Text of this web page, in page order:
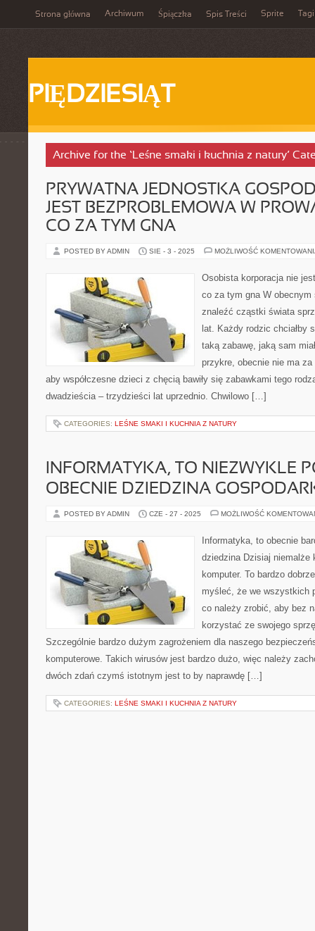
Strona główna Archiwum Śpiączka Spis Treści Sprite Tagi
PIĘDZIESIĄT
Archive for the ‘Leśne smaki i kuchnia z natury’
PRYWATNA JEDNOSTKA
JEST BEZPROBLEMOWA W
CO ZA TYM GNA
POSTED BY ADMIN SIE - 3 - 2025 MOŻLIWOŚĆ
Osobista korporacja nie
co za tym gna W
znaleźć cząstki świata
lat. Każdy rodzic chciałby
taką zabawę, jaką sam
przykre, obecnie nie ma
aby współczesne dzieci z chęcią bawiły się zabawkami tego
dwadzieścia – trzydzieści lat uprzednio. Chwilowo […]
CATEGORIES: LEŚNE SMAKI I KUCHNIA Z NATURY
INFORMATYKA, TO NIEZWYKLE
OBECNIE DZIEDZINA
POSTED BY ADMIN CZE - 27 - 2025 MOŻLIWOŚĆ
Informatyka, to obecnie
dziedzina Dzisiaj niemalże
komputer. To bardzo
myśleć, że we wszystkich
co należy zrobić, aby bez
korzystać ze swojego
Szczególnie bardzo dużym zagrożeniem dla naszego
komputerowe. Takich wirusów jest bardzo dużo, więc należy
dwóch zdań czymś istotnym jest to by naprawdę […]
CATEGORIES: LEŚNE SMAKI I KUCHNIA Z NATURY